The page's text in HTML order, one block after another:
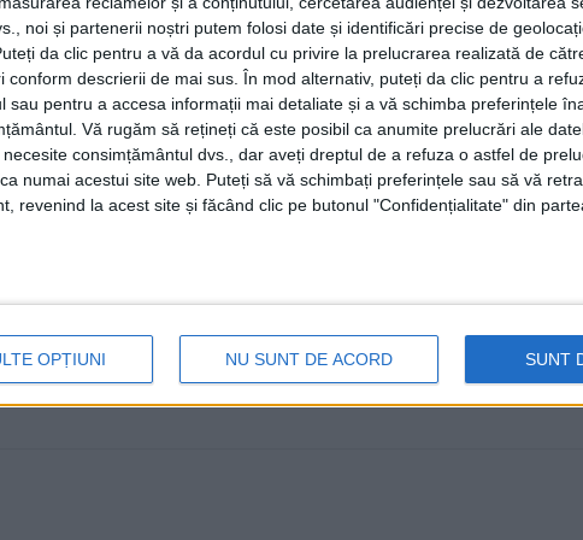
noi și partenerii noștri putem folosi date și identificări precise de
da clic pentru a vă da acordul cu privire la prelucrarea realizată de
conform descrierii de mai sus. În mod alternativ, puteți da clic pentru a
sau pentru a accesa informații mai detaliate și a vă schimba preferințele
Vă rugăm să rețineți că este posibil ca anumite prelucrări ale
consimțământul dvs., dar aveți dreptul de a refuza o astfel de
numai acestui site web. Puteți să vă schimbați preferințele sau să vă
revenind la acest site și făcând clic pe butonul "Confidențialitate" din
OPȚIUNI NU SUNT DE ACORD SUNT
finalizare era aprilie 2025
20 DECEMBRIE, 2024
Loial Impex Suceava a contribuit la realizarea lotului
(Mîndrești), care a fost dat ...